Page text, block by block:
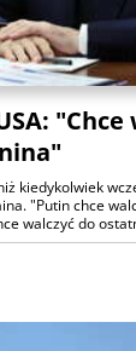
"Chce
kiedykolwiek
"Putin chce
walczyć do